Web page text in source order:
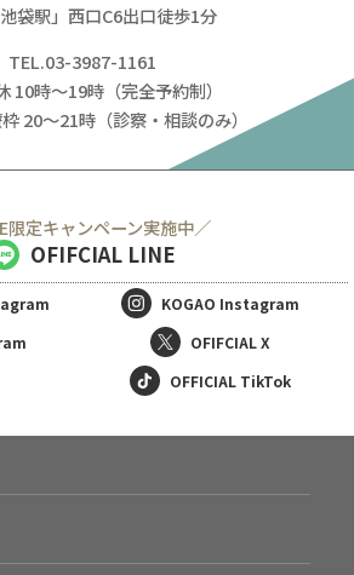
袋駅」西口C6出口徒歩1分
TEL.03-3987-1161
10時～19時（完全予約制）
20～21時（診察・相談のみ）
限定キャンペーン実施中／
OFIFCIAL LINE
KOGAO Instagram
OFIFCIAL X
OFFICIAL TikTok